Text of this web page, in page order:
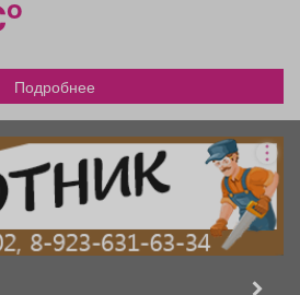
o
Подробнее